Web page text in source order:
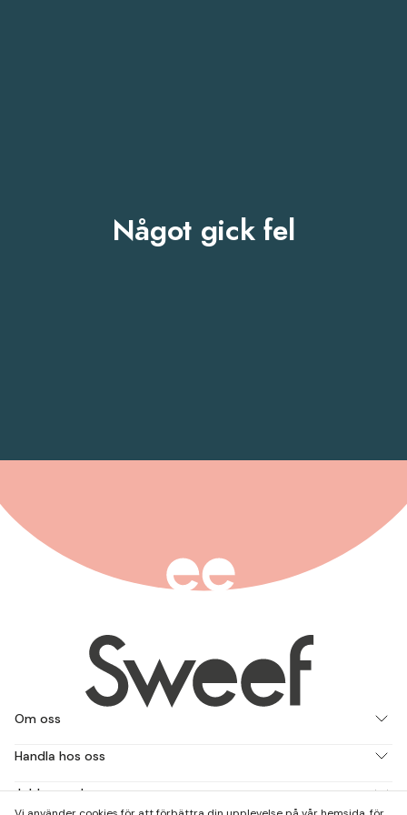
Något gick fel
Om oss
Handla hos oss
Jobba med oss